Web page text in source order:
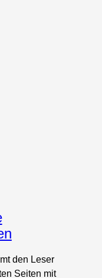
den Leser
Seiten mit